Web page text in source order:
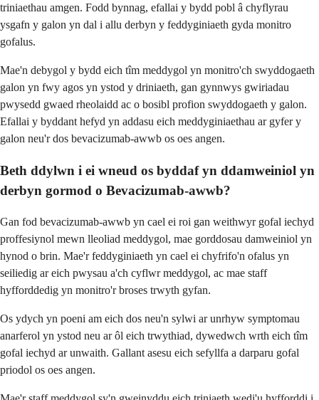
triniaethau amgen. Fodd bynnag, efallai y bydd pobl â chyflyrau
ysgafn y galon yn dal i allu derbyn y feddyginiaeth gyda monitro
gofalus.
Mae'n debygol y bydd eich tîm meddygol yn monitro'ch swyddogaeth
galon yn fwy agos yn ystod y driniaeth, gan gynnwys gwiriadau
pwysedd gwaed rheolaidd ac o bosibl profion swyddogaeth y galon.
Efallai y byddant hefyd yn addasu eich meddyginiaethau ar gyfer y
galon neu'r dos bevacizumab-awwb os oes angen.
Beth ddylwn i ei wneud os byddaf yn ddamweiniol yn
derbyn gormod o Bevacizumab-awwb?
Gan fod bevacizumab-awwb yn cael ei roi gan weithwyr gofal iechyd
proffesiynol mewn lleoliad meddygol, mae gorddosau damweiniol yn
hynod o brin. Mae'r feddyginiaeth yn cael ei chyfrifo'n ofalus yn
seiliedig ar eich pwysau a'ch cyflwr meddygol, ac mae staff
hyfforddedig yn monitro'r broses trwyth gyfan.
Os ydych yn poeni am eich dos neu'n sylwi ar unrhyw symptomau
anarferol yn ystod neu ar ôl eich trwythiad, dywedwch wrth eich tîm
gofal iechyd ar unwaith. Gallant asesu eich sefyllfa a darparu gofal
priodol os oes angen.